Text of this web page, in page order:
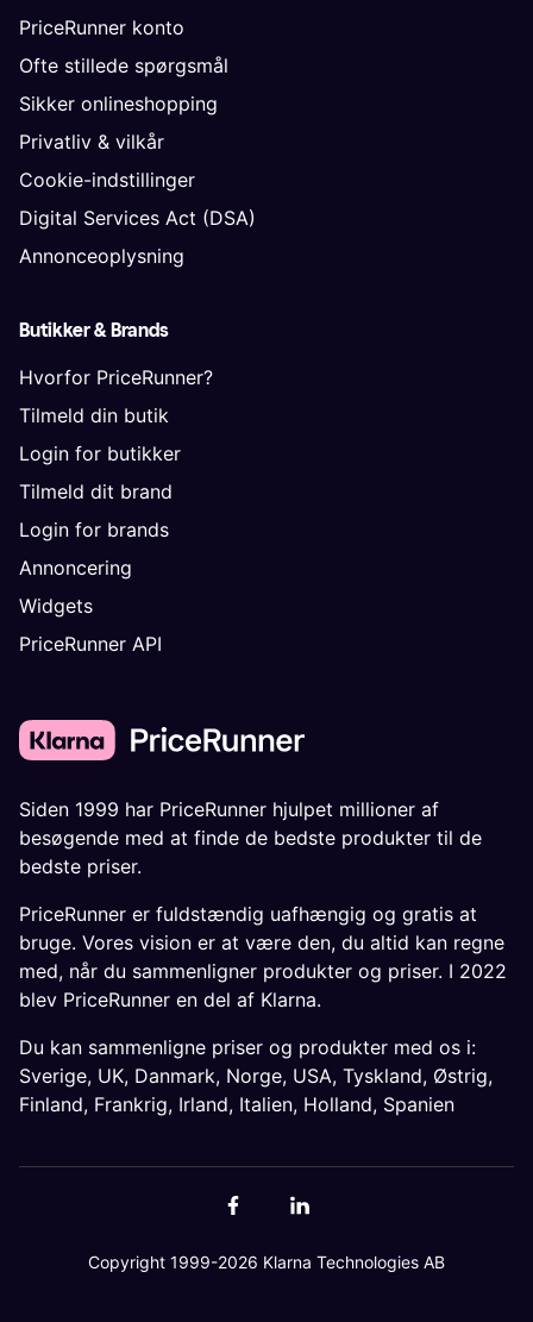
PriceRunner konto
Ofte stillede spørgsmål
Sikker onlineshopping
Privatliv & vilkår
Cookie-indstillinger
Digital Services Act (DSA)
Annonceoplysning
Butikker & Brands
Hvorfor PriceRunner?
Tilmeld din butik
Login for butikker
Tilmeld dit brand
Login for brands
Annoncering
Widgets
PriceRunner API
Siden 1999 har PriceRunner hjulpet millioner af
besøgende med at finde de bedste produkter til de
bedste priser.
PriceRunner er fuldstændig uafhængig og gratis at
bruge. Vores vision er at være den, du altid kan regne
med, når du sammenligner produkter og priser. I 2022
blev PriceRunner en del af Klarna.
Du kan sammenligne priser og produkter med os i:
Sverige, UK, Danmark, Norge, USA, Tyskland, Østrig,
Finland, Frankrig, Irland, Italien, Holland, Spanien
Copyright 1999-2026 Klarna Technologies AB